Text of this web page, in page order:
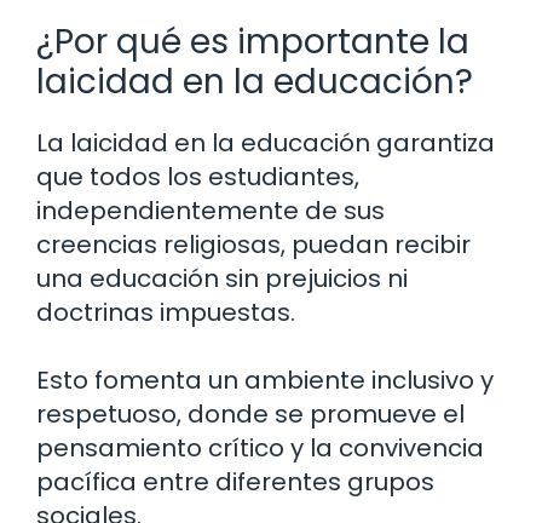
¿Por qué es importante la
laicidad en la educación?
La laicidad en la educación garantiza
que todos los estudiantes,
independientemente de sus
creencias religiosas, puedan recibir
una educación sin prejuicios ni
doctrinas impuestas.
Esto fomenta un ambiente inclusivo y
respetuoso, donde se promueve el
pensamiento crítico y la convivencia
pacífica entre diferentes grupos
sociales.